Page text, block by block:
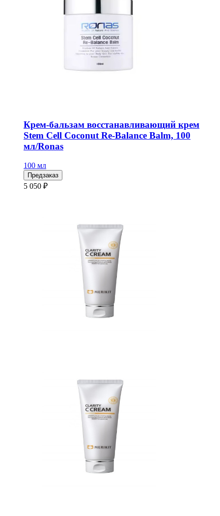
Крем-бальзам восстанавливающий крем
Stem Cell Coconut Re-Balance Balm, 100
мл/Ronas
100 мл
Предзаказ
5 050 ₽